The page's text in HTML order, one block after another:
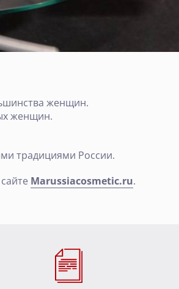
женщин.
женщин.
традициями России.
Marussiacosmetic.ru.